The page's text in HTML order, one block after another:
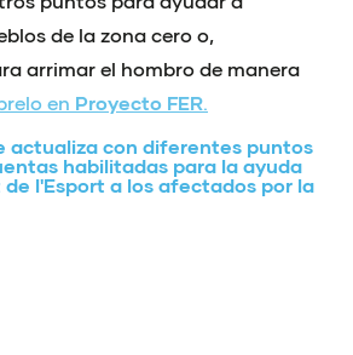
de la zona cero o,
arrimar el hombro de manera
en Proyecto FER
actualiza con diferentes puntos
habilitadas para la ayuda
l'Esport a los afectados por la